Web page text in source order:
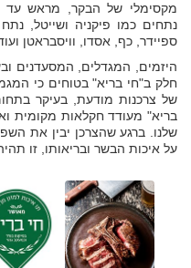
מקסימלי של הבקר, מראש עד
נתחים כמו פיקניה ושייטל,
ספיידר, כף, אסדו, וויסבראטן
היזמים, המגדלים, המסעדנים
חלק ב"חי בריא" בטוחים כי
של צרכנות מודעת, בעיקר
בריא" מעודד חקלאות מקומית
שלנו. ברגע שהצרכן יבין את
על איכות הבשר ובריאותו, זו